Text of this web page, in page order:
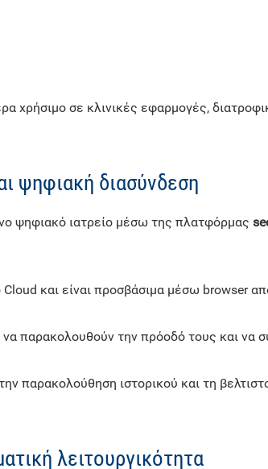
χρήσιμο σε κλινικές εφαρμογές,
ψηφιακή διασύνδεση
ψηφιακό ιατρείο μέσω της πλατφόρμας
και είναι προσβάσιμα μέσω browser
παρακολουθούν την πρόοδό τους και να
παρακολούθηση ιστορικού και τη
λειτουργικότητα